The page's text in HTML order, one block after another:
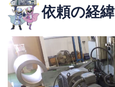
依頼の経緯